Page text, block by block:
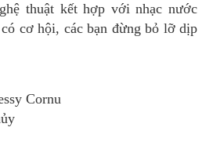
thuật kết hợp với nhạc nước
cơ hội, các bạn đừng bỏ lỡ dịp
Cornu